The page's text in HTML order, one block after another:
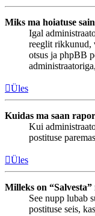
Miks ma hoiatuse
Igal
reeglit rikkunud,
otsus ja phpBB
Üles
Kuidas ma saan
Kui
postituse
Üles
Milleks on
See nupp lubab
postituse seis,